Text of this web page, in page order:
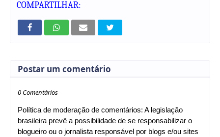
COMPARTILHAR:
Postar um comentário
0 Comentários
Política de moderação de comentários: A legislação
brasileira prevê a possibilidade de se responsabilizar o
blogueiro ou o jornalista responsável por blogs e/ou sites